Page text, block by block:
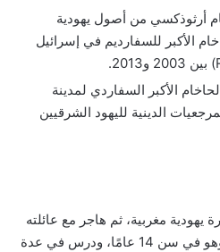
أرثوذكسي من أصول يهودية
الأكبر للسفارديم في إسرائيل
الحاخام الأكبر السفاردي لمدينة
الدينية لليهود الشرقيين
يهودية مغربية، ثم هاجر مع عائلته
إلى إسرائيل سنة 1962 وهو في سن 14 عامًا، ودرس في عدة